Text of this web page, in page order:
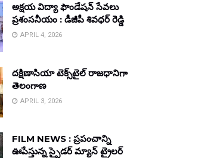
అక్షయ విద్యా ఫౌండేషన్ సేవలు
ప్రశంసనీయం : డీజీపీ శివధర్ రెడ్డి
APRIL 4, 2026
దక్షిణాసియా టెక్స్‌టైల్ రాజధానిగా
తెలంగాణ
APRIL 3, 2026
FILM NEWS : ప్రపంచాన్ని
ఊపేస్తున్న స్పైడర్ మ్యాన్ ట్రైలర్